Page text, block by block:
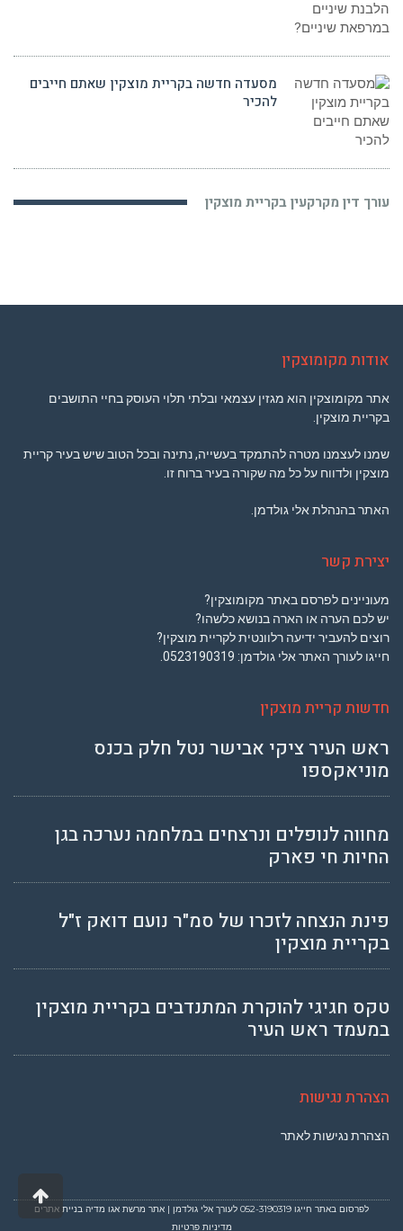
מסעדה חדשה בקריית מוצקין שאתם חייבים
להכיר
עורך דין מקרקעין בקריית מוצקין
אודות מקומוצקין
אתר מקומוצקין הוא מגזין עצמאי ובלתי תלוי העוסק בחיי התושבים
בקריית מוצקין.
שמנו לעצמנו מטרה להתמקד בעשייה, נתינה ובכל הטוב שיש בעיר קריית
מוצקין ולדווח על כל מה שקורה בעיר ברוח זו.
האתר בהנהלת אלי גולדמן.
יצירת קשר
מעוניינים לפרסם באתר מקומוצקין?
יש לכם הערה או הארה בנושא כלשהו?
רוצים להעביר ידיעה רלוונטית לקריית מוצקין?
חייגו לעורך האתר אלי גולדמן: 0523190319
חדשות קריית מוצקין
ראש העיר ציקי אבישר נטל חלק בכנס
מוניאקספו
מחווה לנופלים ונרצחים במלחמה נערכה בגן
החיות חי פארק
פינת הנצחה לזכרו של סמ"ר נועם דואק ז"ל
בקריית מוצקין
טקס חגיגי להוקרת המתנדבים בקריית מוצקין
במעמד ראש העיר
הצהרת נגישות
הצהרת נגישות לאתר
לפרסום באתר חייגו 052-3190319 לעורך אלי גולדמן | אתר מרשת אגו מדיה בניית אתרים
מדיניות פרטיות